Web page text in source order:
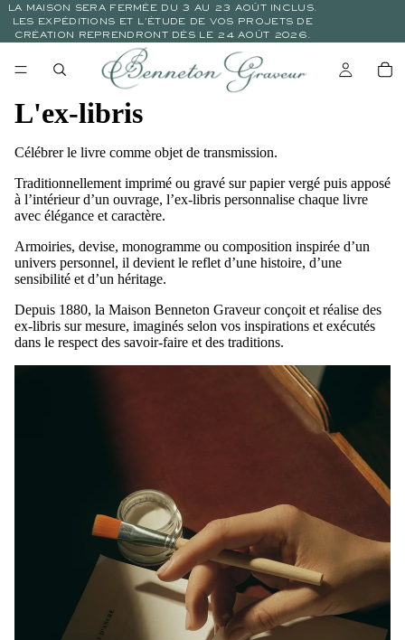
LA MAISON SERA FERMÉE DU 3 AU 23 AOÛT INCLUS.
LES EXPÉDITIONS ET L’ÉTUDE DE VOS PROJETS DE
CRÉATION REPRENDRONT DÈS LE 24 AOÛT 2026.
L'ex-libris
Célébrer le livre comme objet de transmission.
Traditionnellement imprimé ou gravé sur papier vergé puis apposé
à l’intérieur d’un ouvrage, l’ex-libris personnalise chaque livre
avec élégance et caractère.
Armoiries, devise, monogramme ou composition inspirée d’un
univers personnel, il devient le reflet d’une histoire, d’une
sensibilité et d’un héritage.
Depuis 1880, la Maison Benneton Graveur conçoit et réalise des
ex-libris sur mesure, imaginés selon vos inspirations et exécutés
dans le respect des savoir-faire et des traditions.